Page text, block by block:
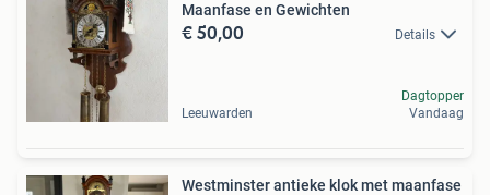
Maanfase en Gewichten
€ 50,00 Details
Leeuwarden
Dagtopper
Vandaag
Westminster antieke klok met maanfase